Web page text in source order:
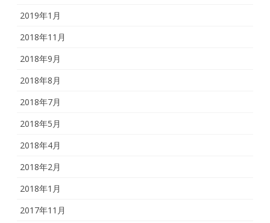
2019年1月
2018年11月
2018年9月
2018年8月
2018年7月
2018年5月
2018年4月
2018年2月
2018年1月
2017年11月